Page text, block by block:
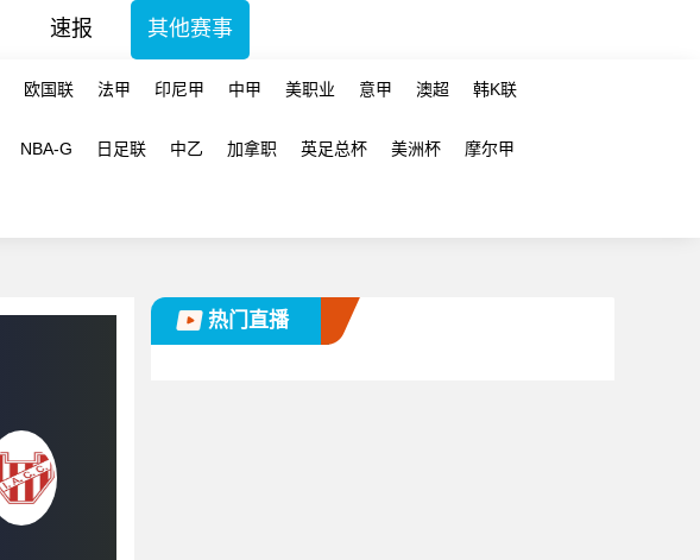
速报 其他赛事
欧国联 法甲 印尼甲 中甲 美职业 意甲 澳超 韩K联
NBA-G 日足联 中乙 加拿职 英足总杯 美洲杯 摩尔甲
热门直播